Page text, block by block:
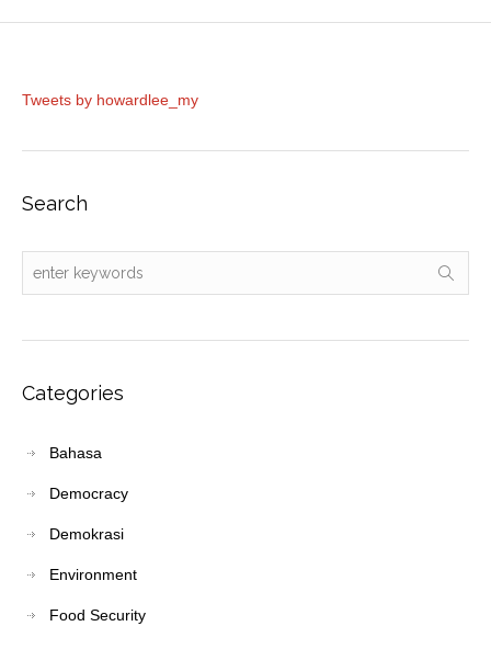
Tweets by howardlee_my
Search
Categories
Bahasa
Democracy
Demokrasi
Environment
Food Security